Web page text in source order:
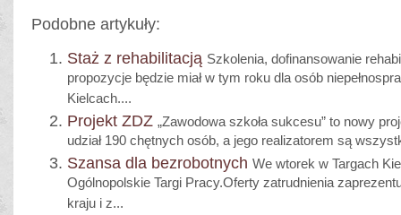
Podobne artykuły:
Staż z rehabilitacją Szkolenia, dofinansowanie
propozycje będzie miał w tym roku dla osób
Kielcach....
Projekt ZDZ „Zawodowa szkoła sukcesu” to nowy
udział 190 chętnych osób, a jego realizatorem są
Szansa dla bezrobotnych We wtorek w Targach
Ogólnopolskie Targi Pracy.Oferty zatrudnienia
kraju i z...